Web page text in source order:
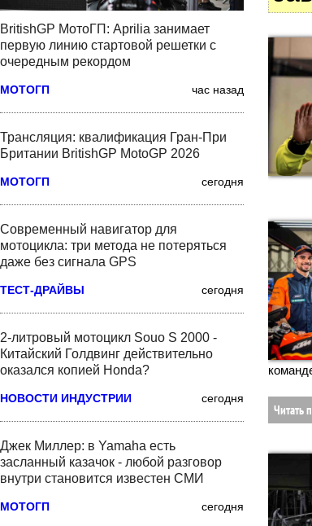
BritishGP МотоГП: Aprilia занимает
первую линию стартовой решетки с
очередным рекордом
МОТОГП час назад
Трансляция: квалификация Гран-При
Британии BritishGP MotoGP 2026
МОТОГП сегодня
Современный навигатор для
мотоцикла: три метода не потеряться
даже без сигнала GPS
ТЕСТ-ДРАЙВЫ сегодня
2-литровый мотоцикл Souo S 2000 -
Китайский Голдвинг действительно
оказался копией Honda?
НОВОСТИ ИНДУСТРИИ сегодня
Джек Миллер: в Yamaha есть
засланный казачок - любой разговор
внутри становится известен СМИ
МОТОГП сегодня
Читать